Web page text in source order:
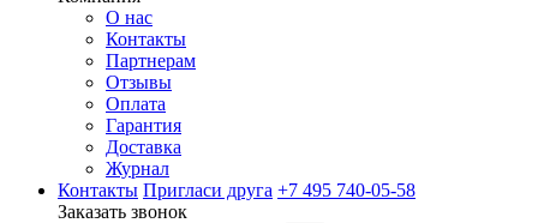
О нас
Контакты
Партнерам
Отзывы
Оплата
Гарантия
Доставка
Журнал
Контакты Пригласи друга +7 495 740-05-58
Заказать звонок